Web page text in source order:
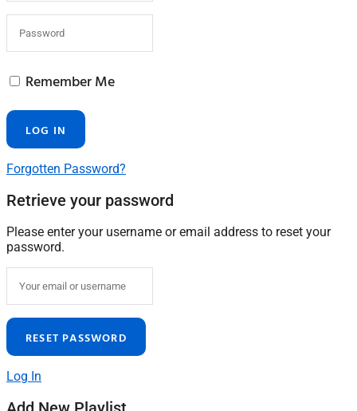
Remember Me
Forgotten Password?
Retrieve your password
Please enter your username or email address to reset your
password.
Log In